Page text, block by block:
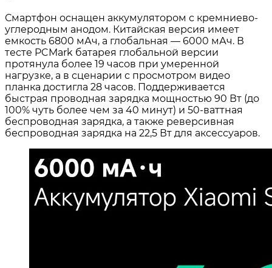
Смартфон оснащен аккумулятором с кремниево-
углеродным анодом. Китайская версия имеет
емкость 6800 мАч, а глобальная — 6000 мАч. В
тесте PCMark батарея глобальной версии
протянула более 19 часов при умеренной
нагрузке, а в сценарии с просмотром видео
планка достигла 28 часов. Поддерживается
быстрая проводная зарядка мощностью 90 Вт (до
100% чуть более чем за 40 минут) и 50-ваттная
беспроводная зарядка, а также реверсивная
беспроводная зарядка на 22,5 Вт для аксессуаров.